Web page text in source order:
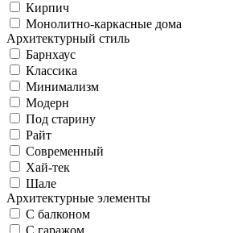
Кирпич
Монолитно-каркасные дома
Архитектурный стиль
Барнхаус
Классика
Минимализм
Модерн
Под старину
Райт
Современный
Хай-тек
Шале
Архитектурные элементы
С балконом